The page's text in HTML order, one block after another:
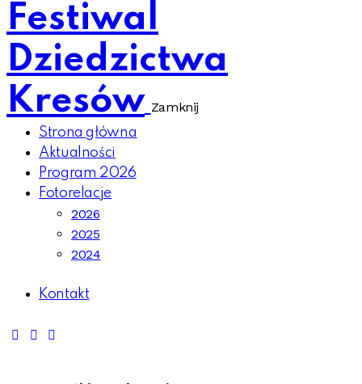
Festiwal
Dziedzictwa
Kresów Zamknij
Strona główna
Aktualności
Program 2026
Fotorelacje
2026
2025
2024
Kontakt